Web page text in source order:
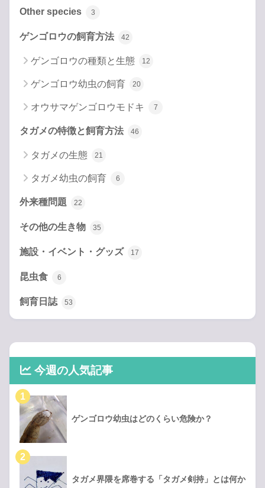
Other species 3
ゲンゴロウの飼育方法 42
ゲンゴロウの種類と生態 12
ゲンゴロウ幼虫の飼育 20
オウサマゲンゴロウモドキ 7
タガメの特徴と飼育方法 46
タガメの生態 21
タガメ幼虫の飼育 6
外来種問題 22
その他の生き物 35
施設・イベント・グッズ 17
昆虫食 6
飼育日誌 53
今週の人気記事
ゲンゴロウ幼虫はどのくらい危険か？
タガメ界隈を席巻する「タガメ剣持」とは何か